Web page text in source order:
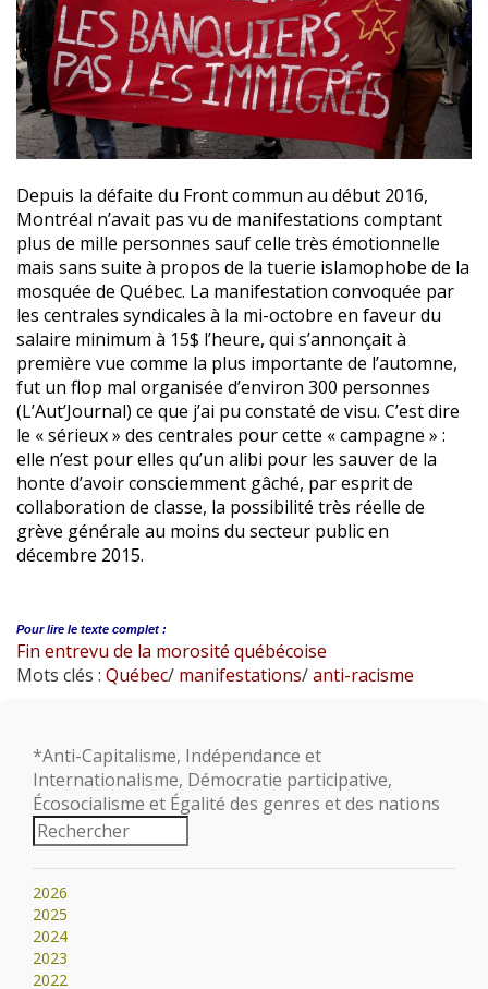
Depuis la défaite du Front commun au début 2016,
Montréal n’avait pas vu de manifestations comptant
plus de mille personnes sauf celle très émotionnelle
mais sans suite à propos de la tuerie islamophobe de la
mosquée de Québec. La manifestation convoquée par
les centrales syndicales à la mi-octobre en faveur du
salaire minimum à 15$ l’heure, qui s’annonçait à
première vue comme la plus importante de l’automne,
fut un flop mal organisée d’environ 300 personnes
(L’Aut’Journal) ce que j’ai pu constaté de visu. C’est dire
le « sérieux » des centrales pour cette « campagne » :
elle n’est pour elles qu’un alibi pour les sauver de la
honte d’avoir consciemment gâché, par esprit de
collaboration de classe, la possibilité très réelle de
grève générale au moins du secteur public en
décembre 2015.
Pour lire le texte complet :
Fin entrevu de la morosité québécoise
Mots clés : Québec/ manifestations/anti-racisme
*Anti-Capitalisme, Indépendance et
Internationalisme, Démocratie participative,
Écosocialisme et Égalité des genres et des nations
2026
2025
2024
2023
2022